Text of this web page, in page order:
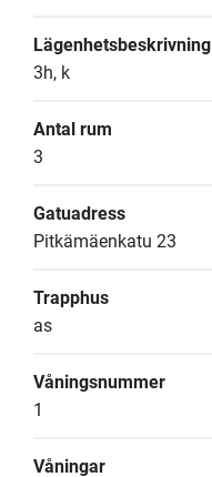
Lägenhetsbeskrivning
3h, k
Antal rum
3
Gatuadress
Pitkämäenkatu 23
Trapphus
as
Våningsnummer
1
Våningar